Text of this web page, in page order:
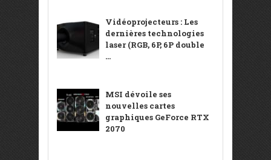
Vidéoprojecteurs : Les
dernières technologies
laser (RGB, 6P, 6P double
...
MSI dévoile ses
nouvelles cartes
graphiques GeForce RTX
2070